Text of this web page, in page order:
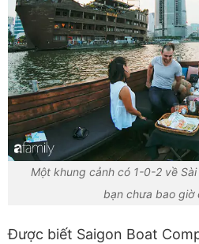
Một khung cảnh có 1-0-2 về
bạn chưa bao giờ
Được biết Saigon Boat